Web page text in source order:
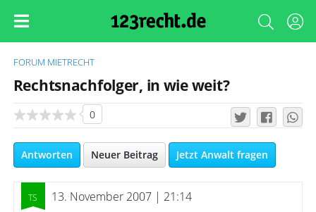
FORUM MIETRECHT
Rechtsnachfolger, in wie weit?
0
Antworten Neuer Beitrag Jetzt Anwalt fragen
13. November 2007 | 21:14